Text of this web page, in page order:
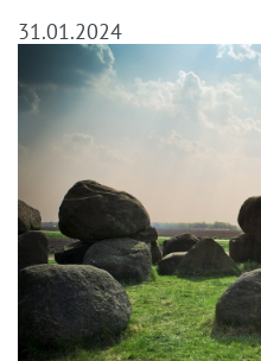
Прямые эфиры
31.01.2024